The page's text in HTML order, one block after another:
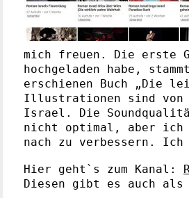
mich freuen. Die erste
hochgeladen habe,
erschienen Buch „Die
Illustrationen sind von
Israel. Die
nicht optimal, aber ich
nach zu verbessern. Ich
Hier geht`s zum Kanal:
Diesen gibt es auch